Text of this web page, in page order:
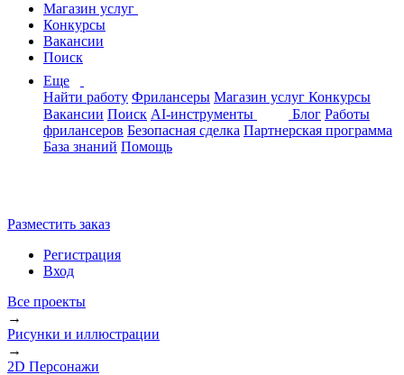
Магазин услуг
Конкурсы
Вакансии
Поиск
Еще
Найти работу Фрилансеры Магазин услуг Конкурсы
Вакансии Поиск AI-инструменты Блог Работы
фрилансеров Безопасная сделка Партнерская программа
База знаний Помощь
Разместить заказ
Регистрация
Вход
Все проекты
→
Рисунки и иллюстрации
→
2D Персонажи